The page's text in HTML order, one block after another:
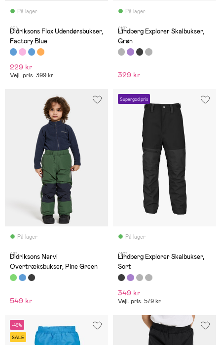
På lager
(5)
Didriksons Flox Udendørsbukser,
Factory Blue
229 kr
Vejl. pris: 399 kr
På lager
(12)
Lindberg Explorer Skalbukser,
Grøn
329 kr
På lager
(8)
Didriksons Narvi
Overtræksbukser, Pine Green
549 kr
Supergod pris
På lager
(12)
Lindberg Explorer Skalbukser,
Sort
349 kr
Vejl. pris: 579 kr
-49%
SALE